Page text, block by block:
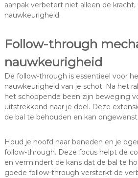
aanpak verbetert niet alleen de kracht,
nauwkeurigheid.
Follow-through
nauwkeurigheid
De follow-through is essentieel voor
nauwkeurigheid van je schot. Na het
het schoppende been zijn beweging
uitstrekkend naar je doel. Deze
de bal te behouden en kan
Houd je hoofd naar beneden en je
follow-through. Deze focus helpt de
en vermindert de kans dat de bal te
goede follow-through versterkt de